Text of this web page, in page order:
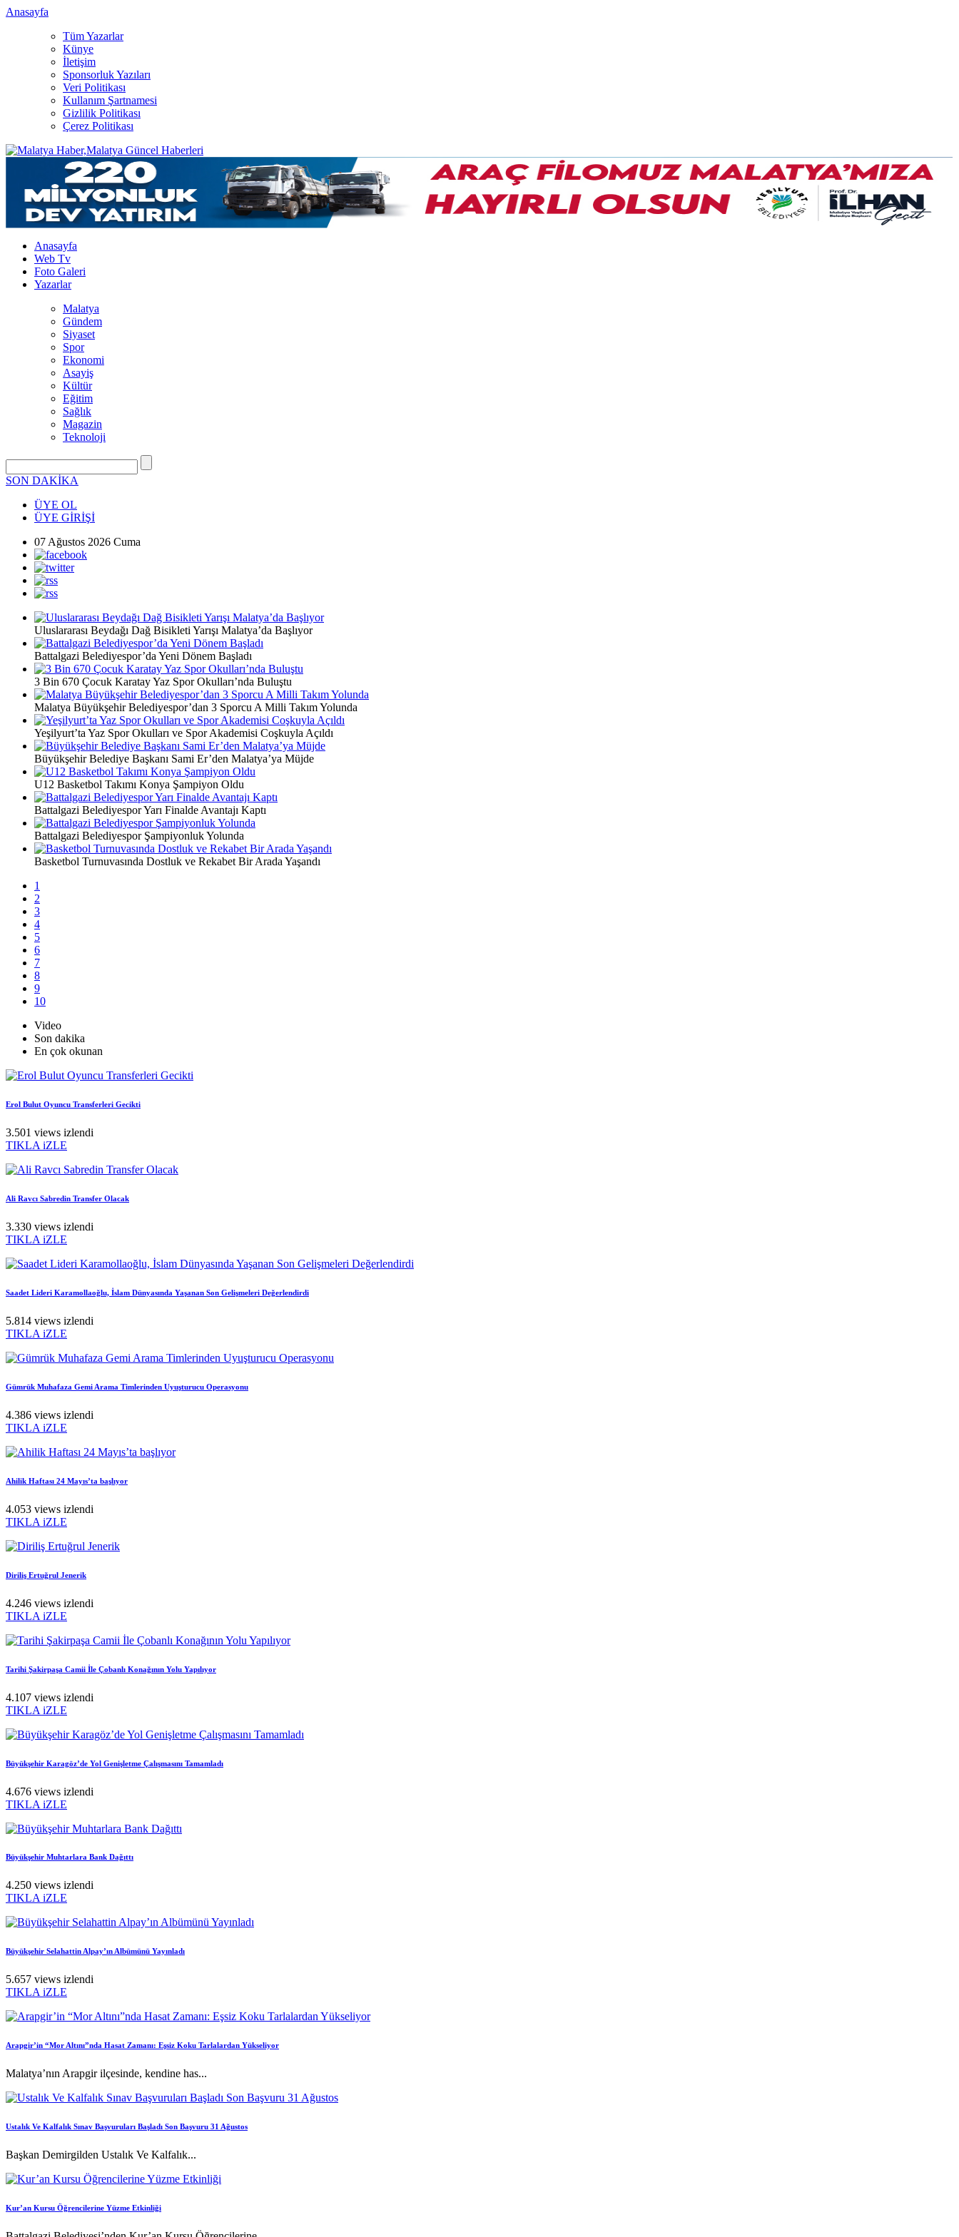
Anasayfa
Tüm Yazarlar
Künye
İletişim
Sponsorluk Yazıları
Veri Politikası
Kullanım Şartnamesi
Gizlilik Politikası
Çerez Politikası
Anasayfa
Web Tv
Foto Galeri
Yazarlar
Malatya
Gündem
Siyaset
Spor
Ekonomi
Asayiş
Kültür
Eğitim
Sağlık
Magazin
Teknoloji
SON DAKİKA
ÜYE OL
ÜYE GİRİŞİ
07 Ağustos 2026 Cuma
Uluslararası Beydağı Dağ Bisikleti Yarışı Malatya’da Başlıyor
Battalgazi Belediyespor’da Yeni Dönem Başladı
3 Bin 670 Çocuk Karatay Yaz Spor Okulları’nda Buluştu
Malatya Büyükşehir Belediyespor’dan 3 Sporcu A Milli Takım Yolunda
Yeşilyurt’ta Yaz Spor Okulları ve Spor Akademisi Coşkuyla Açıldı
Büyükşehir Belediye Başkanı Sami Er’den Malatya’ya Müjde
U12 Basketbol Takımı Konya Şampiyon Oldu
Battalgazi Belediyespor Yarı Finalde Avantajı Kaptı
Battalgazi Belediyespor Şampiyonluk Yolunda
Basketbol Turnuvasında Dostluk ve Rekabet Bir Arada Yaşandı
1
2
3
4
5
6
7
8
9
10
Video
Son dakika
En çok okunan
Erol Bulut Oyuncu Transferleri Gecikti
3.501 views izlendi
TIKLA iZLE
Ali Ravcı Sabredin Transfer Olacak
3.330 views izlendi
TIKLA iZLE
Saadet Lideri Karamollaoğlu, İslam Dünyasında Yaşanan Son Gelişmeleri Değerlendirdi
5.814 views izlendi
TIKLA iZLE
Gümrük Muhafaza Gemi Arama Timlerinden Uyuşturucu Operasyonu
4.386 views izlendi
TIKLA iZLE
Ahilik Haftası 24 Mayıs’ta başlıyor
4.053 views izlendi
TIKLA iZLE
Diriliş Ertuğrul Jenerik
4.246 views izlendi
TIKLA iZLE
Tarihi Şakirpaşa Camii İle Çobanlı Konağının Yolu Yapılıyor
4.107 views izlendi
TIKLA iZLE
Büyükşehir Karagöz’de Yol Genişletme Çalışmasını Tamamladı
4.676 views izlendi
TIKLA iZLE
Büyükşehir Muhtarlara Bank Dağıttı
4.250 views izlendi
TIKLA iZLE
Büyükşehir Selahattin Alpay’ın Albümünü Yayınladı
5.657 views izlendi
TIKLA iZLE
Arapgir’in “Mor Altını”nda Hasat Zamanı: Eşsiz Koku Tarlalardan Yükseliyor
Malatya’nın Arapgir ilçesinde, kendine has...
Ustalık Ve Kalfalık Sınav Başvuruları Başladı Son Başvuru 31 Ağustos
Başkan Demirgilden Ustalık Ve Kalfalık...
Kur’an Kursu Öğrencilerine Yüzme Etkinliği